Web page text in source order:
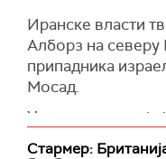
Ројтерс.
Иранске власти
Алборз на северу
припадника
Мосад.
У саопштењу које
Стармер: